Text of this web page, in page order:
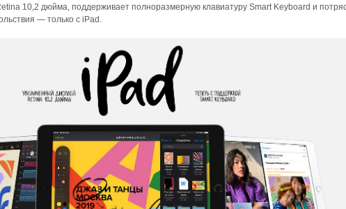
10,2 дюйма, поддерживает полноразмерную клавиатуру Smart Keyboard и
— только с iPad.